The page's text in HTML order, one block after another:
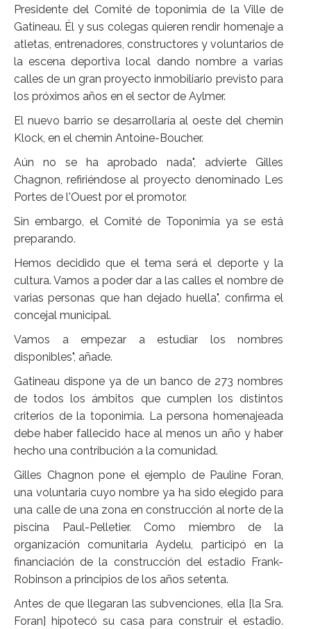
Presidente del Comité de toponimia de la Ville de
Gatineau. Él y sus colegas quieren rendir homenaje a
atletas, entrenadores, constructores y voluntarios de
la escena deportiva local dando nombre a varias
calles de un gran proyecto inmobiliario previsto para
los próximos años en el sector de Aylmer.
El nuevo barrio se desarrollaría al oeste del chemin
Klock, en el chemin Antoine-Boucher.
Aún no se ha aprobado nada", advierte Gilles
Chagnon, refiriéndose al proyecto denominado Les
Portes de l'Ouest por el promotor.
Sin embargo, el Comité de Toponimia ya se está
preparando.
Hemos decidido que el tema será el deporte y la
cultura. Vamos a poder dar a las calles el nombre de
varias personas que han dejado huella", confirma el
concejal municipal.
Vamos a empezar a estudiar los nombres
disponibles", añade.
Gatineau dispone ya de un banco de 273 nombres
de todos los ámbitos que cumplen los distintos
criterios de la toponimia. La persona homenajeada
debe haber fallecido hace al menos un año y haber
hecho una contribución a la comunidad.
Gilles Chagnon pone el ejemplo de Pauline Foran,
una voluntaria cuyo nombre ya ha sido elegido para
una calle de una zona en construcción al norte de la
piscina Paul-Pelletier. Como miembro de la
organización comunitaria Aydelu, participó en la
financiación de la construcción del estadio Frank-
Robinson a principios de los años setenta.
Antes de que llegaran las subvenciones, ella [la Sra.
Foran] hipotecó su casa para construir el estadio.